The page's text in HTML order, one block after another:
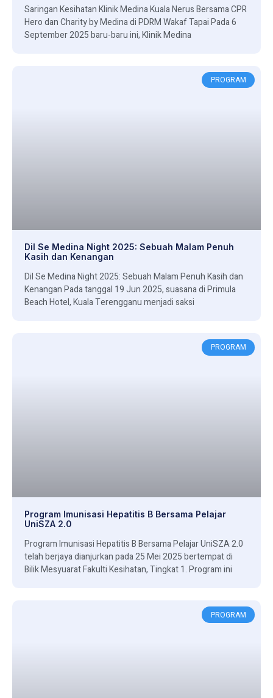
Saringan Kesihatan Klinik Medina Kuala Nerus Bersama CPR
Hero dan Charity by Medina di PDRM Wakaf Tapai Pada 6
September 2025 baru-baru ini, Klinik Medina
PROGRAM
Dil Se Medina Night 2025: Sebuah Malam Penuh
Kasih dan Kenangan
Dil Se Medina Night 2025: Sebuah Malam Penuh Kasih dan
Kenangan Pada tanggal 19 Jun 2025, suasana di Primula
Beach Hotel, Kuala Terengganu menjadi saksi
PROGRAM
Program Imunisasi Hepatitis B Bersama Pelajar
UniSZA 2.0
Program Imunisasi Hepatitis B Bersama Pelajar UniSZA 2.0
telah berjaya dianjurkan pada 25 Mei 2025 bertempat di
Bilik Mesyuarat Fakulti Kesihatan, Tingkat 1. Program ini
PROGRAM